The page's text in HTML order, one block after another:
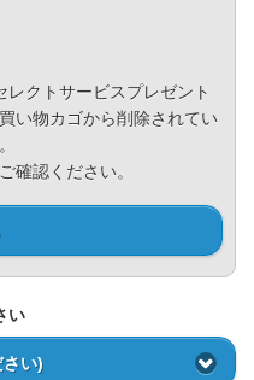
クトサービスプレゼント
い物カゴから削除されてい
確認ください。
い
い)